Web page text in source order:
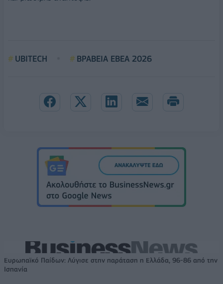
UBITECH ΒΡΑΒΕΙΑ ΕΒΕΑ 2026
Ευρωπαϊκό Παίδων: Λύγισε στην παράταση η Ελλάδα, 96-86 από την
Ισπανία